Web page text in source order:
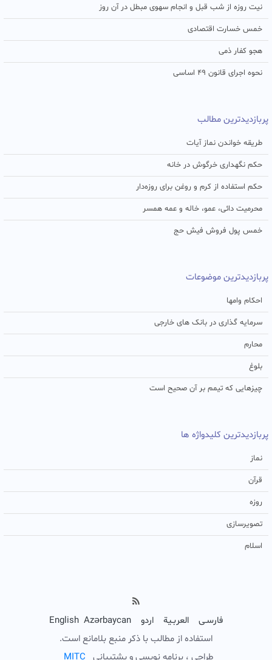
نیت روزه از شب قبل و انجام سهوی مبطل در آن روز
خمس خسارت اقتصادی
هجو کفار ذمی
نحوه اجرای قانون ۴۹ اساسی
پربازدیدترین مطالب
طریقه خواندن نماز آیات
حکم نگهداری خرگوش در خانه
حکم استفاده از کرم و روغن برای روزه‌دار
محرمیت دائی، عمو، خاله و عمه همسر
خمس پول فروش فیش حج
پربازدیدترین موضوعات
احکام وامها
سرمایه گذاری در بانک های خارجی
محارم
بلوغ
چیزهایی که تیمم بر آن صحیح است
پربازدیدترین کلیدواژه ها
نماز
قرآن
روزه
تصویرسازی
اسلام
فارسـی العربـیة اردو Azərbaycan
English
استفاده از مطالب با ذکر منبع بلامانع است.
طراحی ، برنامه نویسی و پشتیبانی
MITC